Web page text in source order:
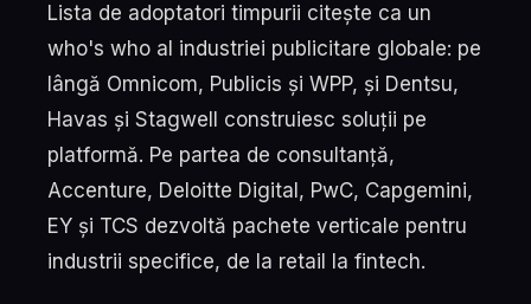
Lista de adoptatori timpurii citește ca un
who's who al industriei publicitare globale: pe
lângă Omnicom, Publicis și WPP, și Dentsu,
Havas și Stagwell construiesc soluții pe
platformă. Pe partea de consultanță,
Accenture, Deloitte Digital, PwC, Capgemini,
EY și TCS dezvoltă pachete verticale pentru
industrii specifice, de la retail la fintech.